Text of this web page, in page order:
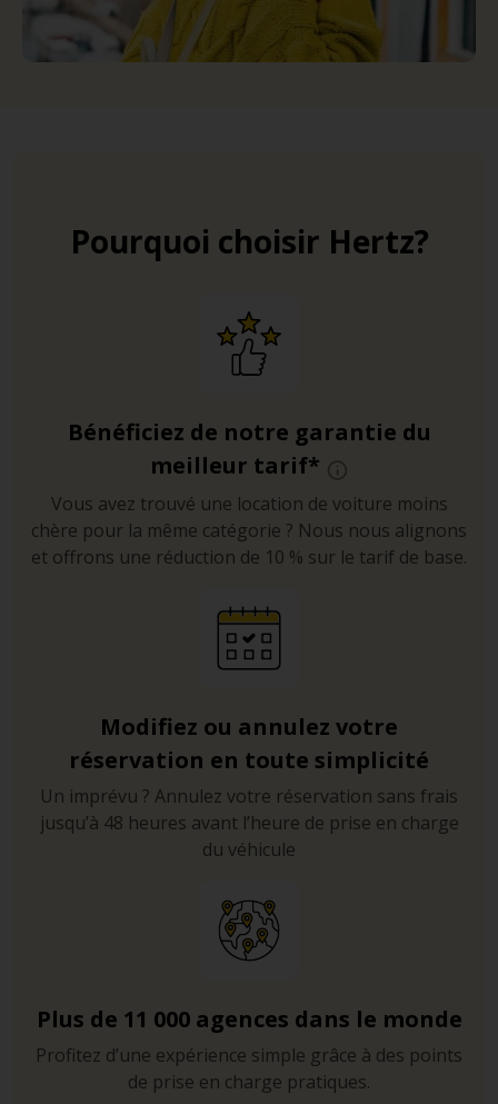
Pourquoi choisir Hertz?
Bénéficiez de notre garantie du
meilleur tarif*
Vous avez trouvé une location de voiture moins
chère pour la même catégorie ? Nous nous alignons
et offrons une réduction de 10 % sur le tarif de base.
Modifiez ou annulez votre
réservation en toute simplicité
Un imprévu ? Annulez votre réservation sans frais
jusqu’à 48 heures avant l’heure de prise en charge
du véhicule
Plus de 11 000 agences dans le monde
Profitez d’une expérience simple grâce à des points
de prise en charge pratiques.